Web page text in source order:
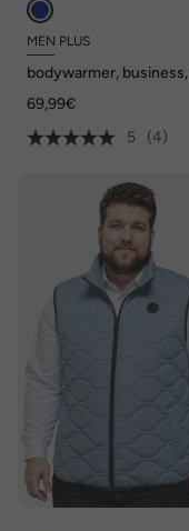
MEN PLUS
bodywarmer,
69,99€
5
(4)